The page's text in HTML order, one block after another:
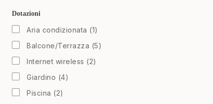
Dotazioni
Aria condizionata (1)
Balcone/Terrazza (5)
Internet wireless (2)
Giardino (4)
Piscina (2)